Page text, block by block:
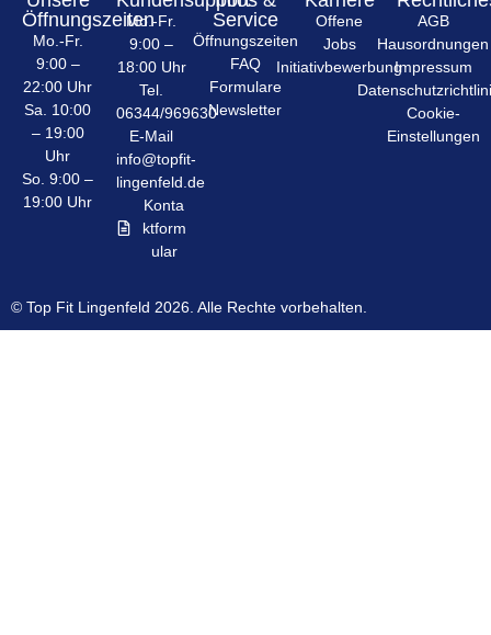
Öffnungszeiten
Mo.-Fr.
9:00 –
22:00 Uhr
Sa. 10:00
– 19:00
Uhr
So. 9:00 –
19:00 Uhr
Mo.-Fr.
9:00 –
18:00 Uhr
Tel.
06344/969630
E-Mail
info@topfit-
lingenfeld.de
Konta
ktform
ular
Service
Öffnungszeiten
FAQ
Formulare
Newsletter
Offene
Jobs
Initiativbewerbung
AGB
Hausordnungen
Impressum
Cookie-
Einstellungen
© Top Fit Lingenfeld 2026. Alle Rechte vorbehalten.